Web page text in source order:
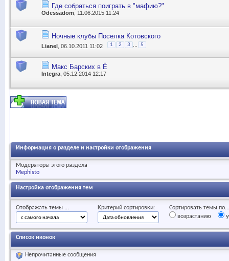
Где собраться поиграть в "мафию?"
Odessadom , 11.06.2015 11:24
Ночные клубы Поселка Котовского
Lianel , 06.10.2011 11:02 1 2 3 5
Макс Барских в Ё
Integra , 05.12.2014 12:17
Информация о разделе и настройки отображения
Модераторы этого раздела
Mephisto
Настройка отображения тем
Отображать темы ... Критерий сортировки:
Сортировать темы по...
возрастанию
Список иконок
Непрочитанные сообщения